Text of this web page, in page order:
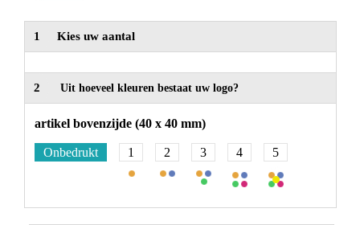
1 Kies uw aantal
2 Uit hoeveel kleuren bestaat uw logo?
artikel bovenzijde (40 x 40 mm)
Onbedrukt 1 2 3 4 5